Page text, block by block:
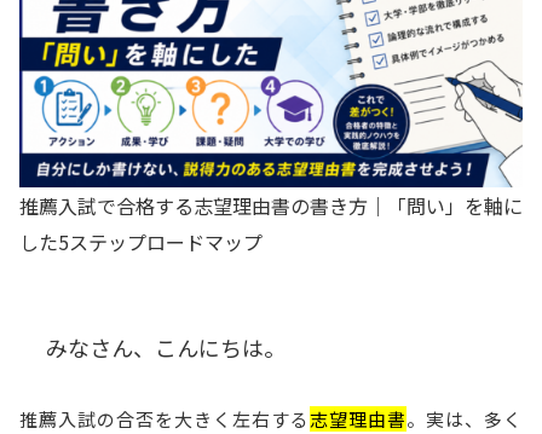
推薦入試で合格する志望理由書の書き方｜「問い」を軸に
した5ステップロードマップ
みなさん、こんにちは。
推薦入試の合否を大きく左右する志望理由書。実は、多く